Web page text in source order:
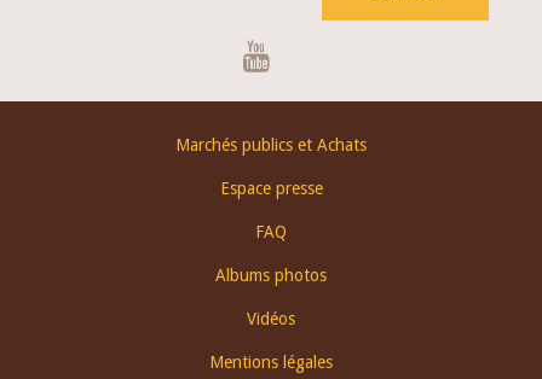
Marchés publics et Achats
Espace presse
FAQ
Albums photos
Vidéos
Mentions légales